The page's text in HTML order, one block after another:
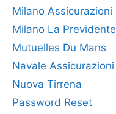
Milano Assicurazioni
Milano La Previdente
Mutuelles Du Mans
Navale Assicurazioni
Nuova Tirrena
Password Reset